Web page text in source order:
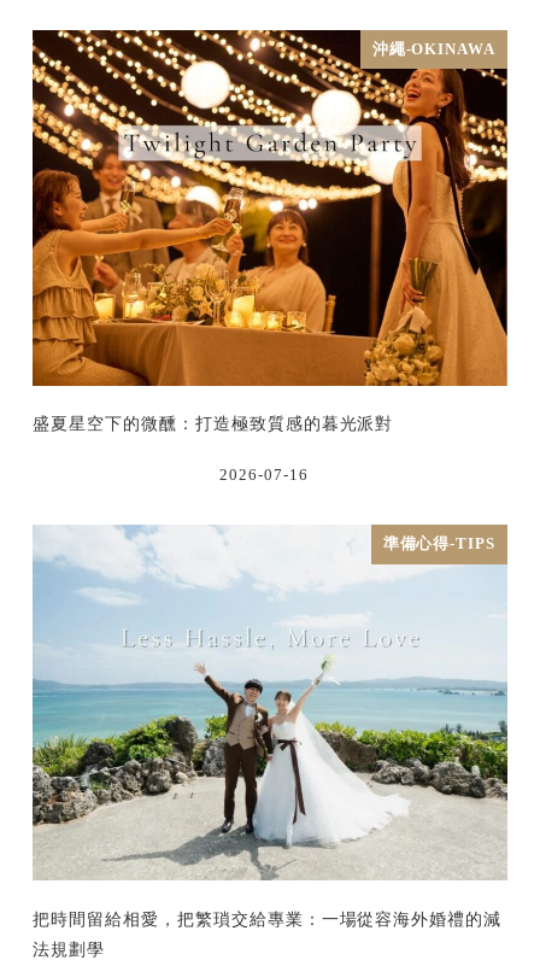
沖繩-OKINAWA
盛夏星空下的微醺：打造極致質感的暮光派對
2026-07-16
準備心得-TIPS
把時間留給相愛，把繁瑣交給專業：一場從容海外婚禮的減
法規劃學